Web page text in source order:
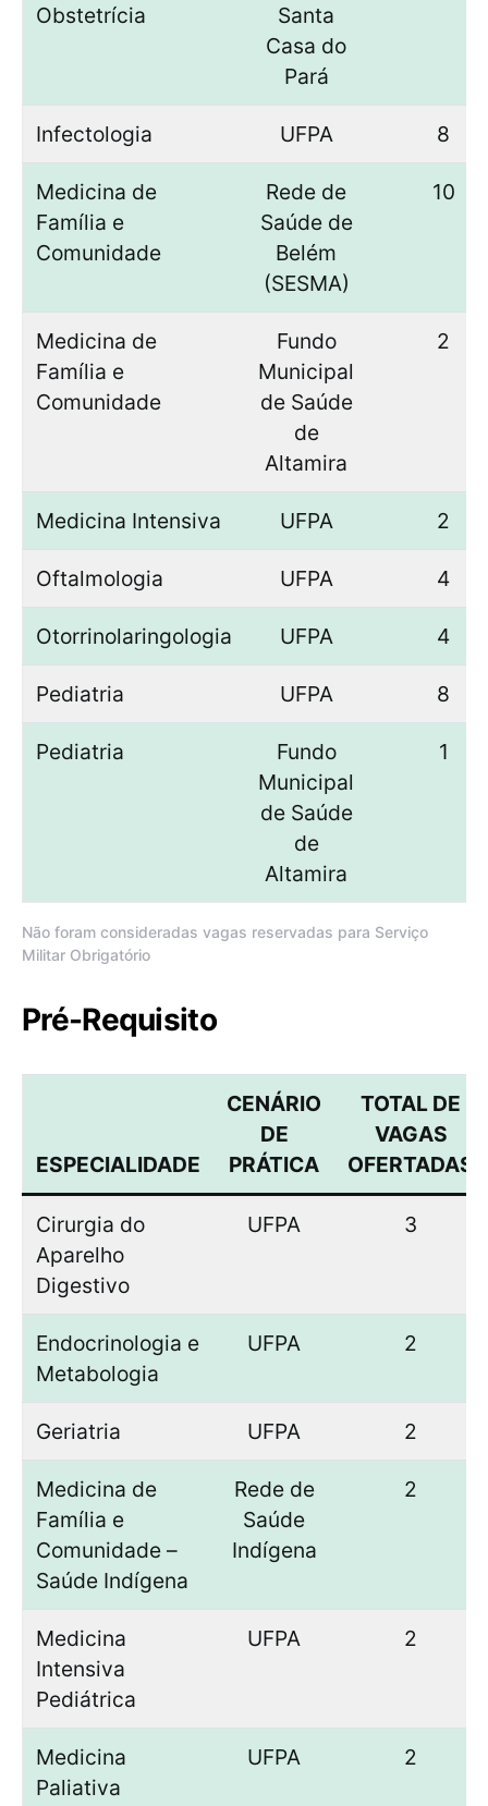
Obstetrícia
Santa
Casa do
Pará
Infectologia UFPA 8
Medicina de
Família e
Comunidade
Rede de
Saúde de
Belém
(SESMA)
10
Medicina de
Família e
Comunidade
Fundo
Municipal
de Saúde
de
Altamira
2
Medicina Intensiva UFPA 2
Oftalmologia UFPA 4
Otorrinolaringologia UFPA 4
Pediatria UFPA 8
Pediatria
Fundo
Municipal
de Saúde
de
Altamira
1
Não foram consideradas vagas reservadas para Serviço
Militar Obrigatório
Pré-Requisito
ESPECIALIDADE
CENÁRIO
DE
PRÁTICA
TOTAL DE
VAGAS
OFERTADAS
Cirurgia do
Aparelho
Digestivo
UFPA 3
Endocrinologia e
Metabologia
UFPA 2
Geriatria UFPA 2
Medicina de
Família e
Comunidade –
Saúde Indígena
Rede de
Saúde
Indígena
2
Medicina
Intensiva
Pediátrica
UFPA 2
Medicina
Paliativa
UFPA 2